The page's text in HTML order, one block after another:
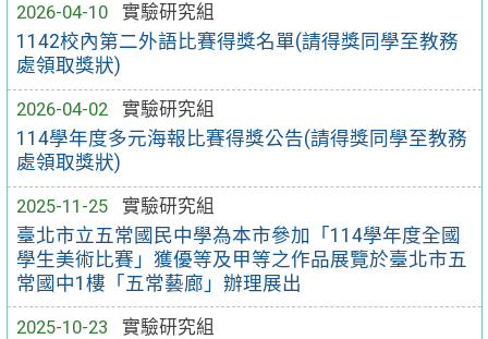
2026-04-10
實驗研究組
1142校內第二外語比賽得獎名單(請得獎同學至教務
處領取獎狀)
2026-04-02
實驗研究組
114學年度多元海報比賽得獎公告(請得獎同學至教務
處領取獎狀)
2025-11-25
實驗研究組
臺北市立五常國民中學為本市參加「114學年度全國
學生美術比賽」獲優等及甲等之作品展覽於臺北市五
常國中1樓「五常藝廊」辦理展出
2025-10-23
實驗研究組